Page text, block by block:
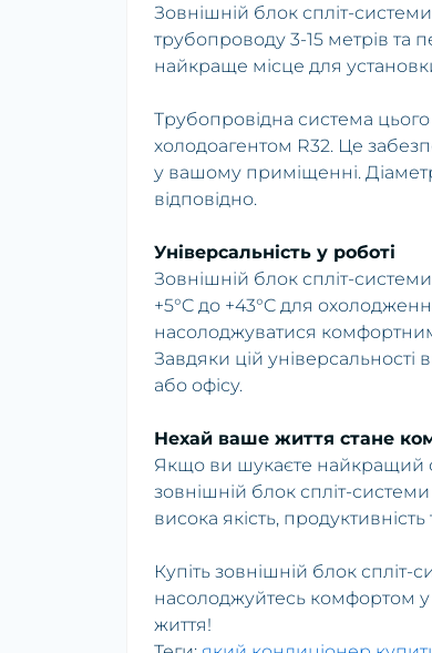
Зовнішній блок спліт-
трубопроводу 3-15 метрів та
найкраще місце для
Трубопровідна система
холодоагентом R32. Це
у вашому приміщенні.
відповідно.
Універсальність у роботі
Зовнішній блок спліт-
+5°C до +43°C для
насолоджуватися
Завдяки цій
або офісу.
Нехай ваше життя стане
Якщо ви шукаєте найкращий
зовнішній блок спліт-
висока якість,
Купіть зовнішній блок
насолоджуйтесь комфортом у
життя!